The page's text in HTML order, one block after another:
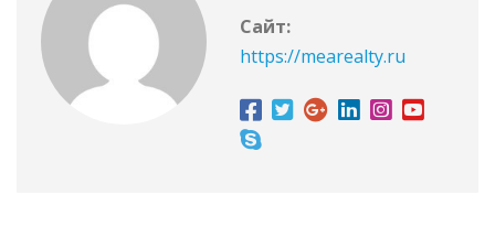
Сайт:
https://mearealty.ru